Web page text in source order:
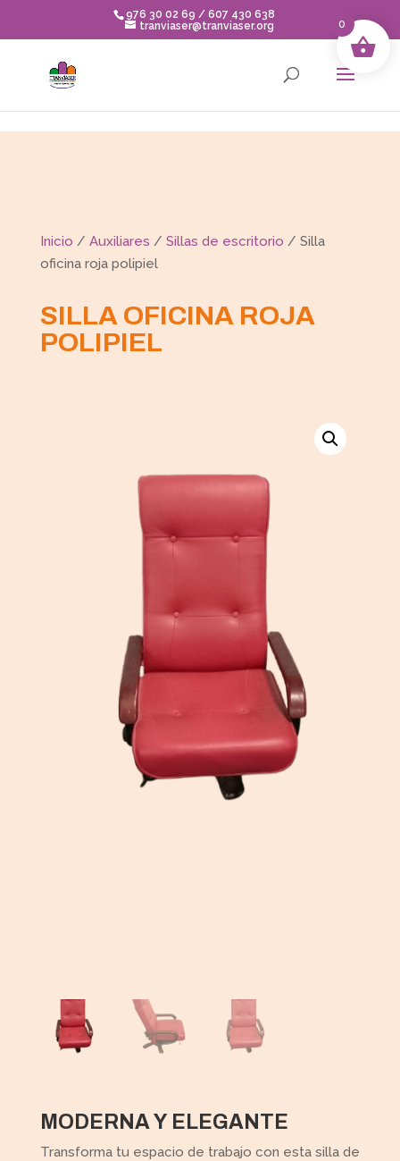
976 30 02 69 / 607 430 638
tranviaser@tranviaser.org
Inicio / Auxiliares / Sillas de escritorio / Silla
oficina roja polipiel
SILLA OFICINA ROJA
POLIPIEL
MODERNA Y ELEGANTE
Transforma tu espacio de trabajo con esta silla de
0